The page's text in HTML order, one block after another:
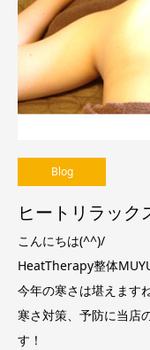
Blog
ヒートリラック
こんにちは(^^)/
HeatTherapy整体
今年の寒さは堪えます
寒さ対策、予防に当店
す！